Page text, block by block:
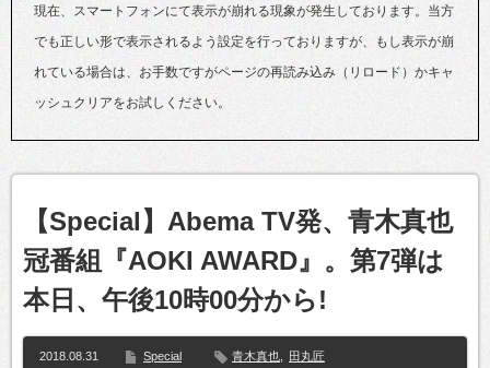
現在、スマートフォンにて表示が崩れる現象が発生しております。当方
でも正しい形で表示されるよう設定を行っておりますが、もし表示が崩
れている場合は、お手数ですがページの再読み込み（リロード）かキャ
ッシュクリアをお試しください。
【Special】Abema TV発、青木真也
冠番組『AOKI AWARD』。第7弾は
本日、午後10時00分から!
2018.08.31 Special 青木真也 田丸匠